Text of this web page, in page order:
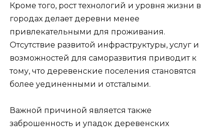
Кроме того, рост технологий и уровня жизни в
городах делает деревни менее
привлекательными для проживания.
Отсутствие развитой инфраструктуры, услуг и
возможностей для саморазвития приводит к
тому, что деревенские поселения становятся
более уединенными и отсталыми.
Важной причиной является также
заброшенность и упадок деревенских